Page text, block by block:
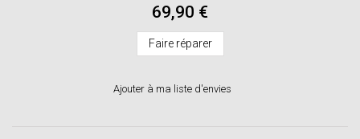
69,90 €
Faire réparer
Ajouter à ma liste d'envies